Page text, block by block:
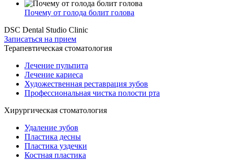
Почему от голода болит голова
DSC Dental Studio Clinic
Записаться на прием
Терапевтическая стоматология
Лечение пульпита
Лечение кариеса
Художественная реставрация зубов
Профессиональная чистка полости рта
Хирургическая стоматология
Удаление зубов
Пластика десны
Пластика уздечки
Костная пластика